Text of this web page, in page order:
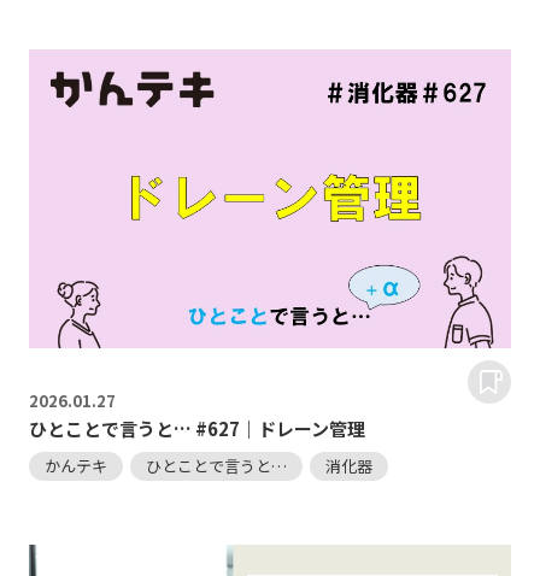
2026.01.27
ひとことで言うと… #627｜ドレーン管理
かんテキ ひとことで言うと… 消化器